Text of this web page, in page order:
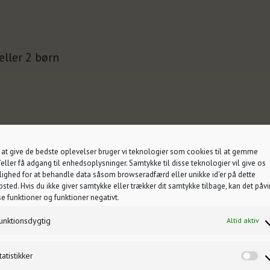
at give de bedste oplevelser bruger vi teknologier som cookies til at gemme
få adgang til enhedsoplysninger. Samtykke til disse teknologier vil give os
for at behandle data såsom browseradfærd eller unikke id'er på dette
Hvis du ikke giver samtykke eller trækker dit samtykke tilbage, kan det
funktioner og funktioner negativt.
Altid aktiv
2 børn
hos os).